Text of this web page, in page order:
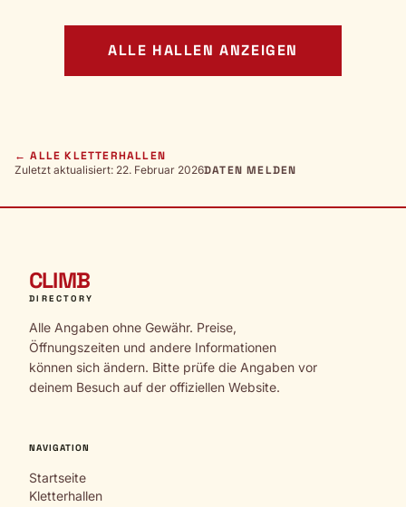
ALLE HALLEN ANZEIGEN
← ALLE KLETTERHALLEN
Zuletzt aktualisiert: 22. Februar 2026DATEN MELDEN
CLIMB
DIRECTORY
Alle Angaben ohne Gewähr. Preise,
Öffnungszeiten und andere Informationen
können sich ändern. Bitte prüfe die Angaben vor
deinem Besuch auf der offiziellen Website.
NAVIGATION
Startseite
Kletterhallen